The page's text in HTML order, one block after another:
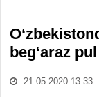
beg‘araz
21.05.2020 13:33